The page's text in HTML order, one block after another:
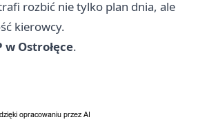
rozbić nie tylko plan dnia, ale
kierowcy.
w Ostrołęce.